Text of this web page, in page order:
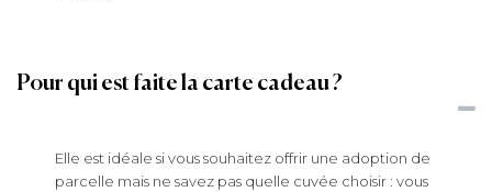
Pour qui est faite la carte cadeau ?
Elle est idéale si vous souhaitez offrir une adoption de
parcelle mais ne savez pas quelle cuvée choisir : vous